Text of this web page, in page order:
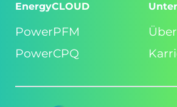
EnergyCLOUD
PowerPFM
PowerCPQ